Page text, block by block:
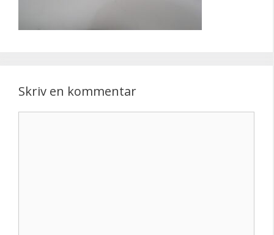
Skriv en kommentar